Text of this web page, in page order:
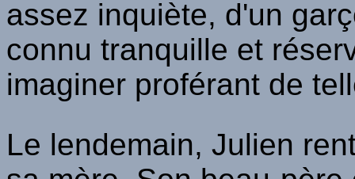
assez inquiète, d'un
connu tranquille et
imaginer proférant de
Le lendemain, Julien